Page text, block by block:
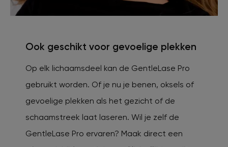
Ook geschikt voor gevoelige plekken
Op elk lichaamsdeel kan de GentleLase Pro
gebruikt worden. Of je nu je benen, oksels of
gevoelige plekken als het gezicht of de
schaamstreek laat laseren. Wil je zelf de
GentleLase Pro ervaren? Maak direct een